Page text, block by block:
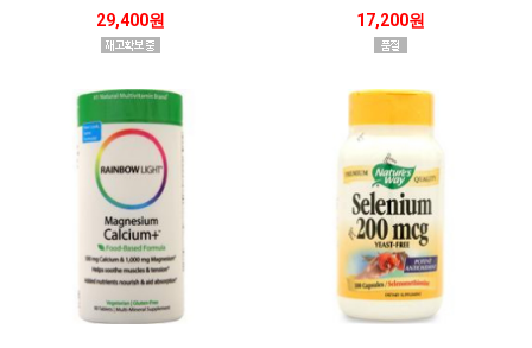
29,400원
17,200원